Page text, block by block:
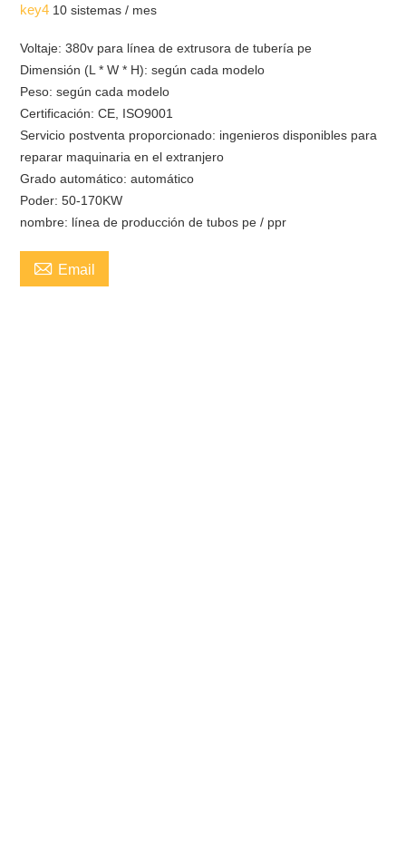
key4 10 sistemas / mes
Voltaje: 380v para línea de extrusora de tubería pe
Dimensión (L * W * H): según cada modelo
Peso: según cada modelo
Certificación: CE, ISO9001
Servicio postventa proporcionado: ingenieros disponibles para
reparar maquinaria en el extranjero
Grado automático: automático
Poder: 50-170KW
nombre: línea de producción de tubos pe / ppr
 Email